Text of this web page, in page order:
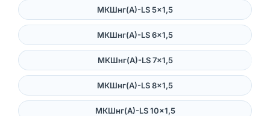
МКШнг(А)-LS 5×1,5
МКШнг(А)-LS 6×1,5
МКШнг(А)-LS 7×1,5
МКШнг(А)-LS 8×1,5
МКШнг(А)-LS 10×1,5